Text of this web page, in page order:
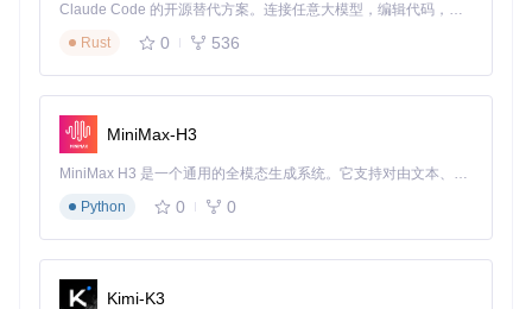
dotfiles 托管在 GitHub 上，用户可以在不同的设备上克隆和使
用相同的配置文件，确保开发环境的一致性。
3.2 自定义配置
用户可以根据自己的需求自定义配置文件。例如，你可以添加
自定义的 shell 别名、函数和环境变量，以提高工作效率。
3.3 备份和恢复
通过定期更新和推送 dotfiles 到 GitHub，用户可以轻松备份他
们的配置文件。在需要时，可以通过克隆仓库来恢复配置。
4. 典型生态项目
Claude Code 的开源替代方案。连接任意大模型，编辑代码，运行命令，自动验证 — 全自动执行。用 Rust 构建，极致性能。 ｜ An open-source alternative to Claude Code. Connect any LLM, edit code, run commands, and verify changes — autonomously. Built in Rust for speed. Get Started
Rust
0 536
MiniMax-H3
MiniMax H3 是一个通用的全模态生成系统。它支持对由文本、图像、视频和音频组成的多模态上下文进行统一理解，并能生成分辨率高达 2K、时长可达 15 秒的带原生立体声音频的视频。得益于面向任务泛化的系统设计，H3 在预训练阶段就已具备广泛的多模态上下文理解与生成能力，能够出色地执行复杂的多模态指令。
Python
0 0
Kimi-K3